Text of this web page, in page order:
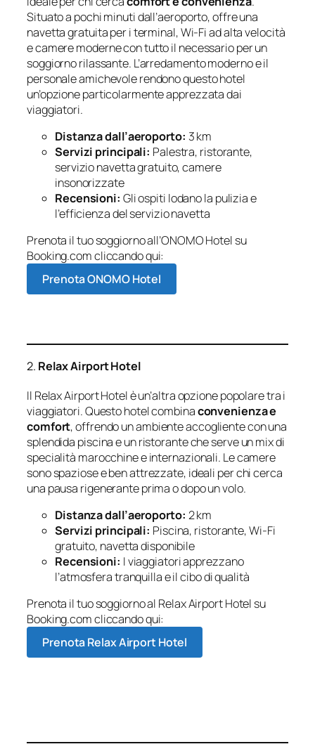
Situato a pochi minuti dall’aeroporto, offre una
navetta gratuita per i terminal, Wi-Fi ad alta velocità
e camere moderne con tutto il necessario per un
soggiorno rilassante. L’arredamento moderno e il
personale amichevole rendono questo hotel
un’opzione particolarmente apprezzata dai
viaggiatori.
Distanza dall’aeroporto: 3 km
Servizi principali: Palestra, ristorante,
servizio navetta gratuito, camere
insonorizzate
Recensioni: Gli ospiti lodano la pulizia e
l’efficienza del servizio navetta
Prenota il tuo soggiorno all’ONOMO Hotel su
Booking.com cliccando qui:
Prenota ONOMO Hotel
2. Relax Airport Hotel
Il Relax Airport Hotel è un’altra opzione popolare tra i
viaggiatori. Questo hotel combinaconvenienza e
comfort, offrendo un ambiente accogliente con una
splendida piscina e un ristorante che serve un mix di
specialità marocchine e internazionali. Le camere
sono spaziose e ben attrezzate, ideali per chi cerca
una pausa rigenerante prima o dopo un volo.
Distanza dall’aeroporto: 2 km
Servizi principali: Piscina, ristorante, Wi-Fi
gratuito, navetta disponibile
Recensioni: I viaggiatori apprezzano
l’atmosfera tranquilla e il cibo di qualità
Prenota il tuo soggiorno al Relax Airport Hotel su
Booking.com cliccando qui:
Prenota Relax Airport Hotel